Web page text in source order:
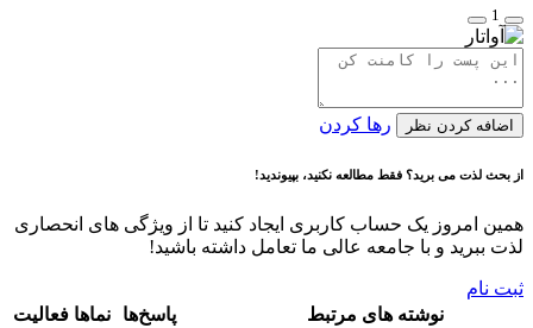
1
اضافه کردن نظر رها کردن
از بحث لذت می برید؟ فقط مطالعه نکنید، بپیوندید!
همین امروز یک حساب کاربری ایجاد کنید تا از ویژگی های انحصاری
لذت ببرید و با جامعه عالی ما تعامل داشته باشید!
ثبت نام
نوشته های مرتبط
پاسخ‌ها نماها فعالیت